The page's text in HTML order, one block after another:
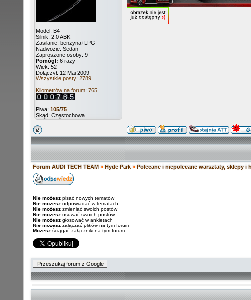
Model: B4
Silnik: 2,0 ABK
Zasilanie: benzyna+LPG
Nadwozie: Sedan
Zaproszone osoby: 9
Pomógł: 6 razy
Wiek: 52
Dołączył: 12 Maj 2009
Wszystkie posty: 2789
Kilometrów na forum: 765
Piwa: 105/75
Skąd: Częstochowa
Forum AUDI TECH TEAM » Hyde Park » Polecane i niepolecane warsztaty, sklepy i
Nie możesz pisać nowych tematów
Nie możesz odpowiadać w tematach
Nie możesz zmieniać swoich postów
Nie możesz usuwać swoich postów
Nie możesz głosować w ankietach
Nie możesz załączać plików na tym forum
Możesz ściągać załączniki na tym forum